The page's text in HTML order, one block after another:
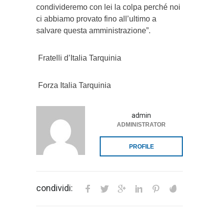
condivideremo con lei la colpa perché noi
ci abbiamo provato fino all’ultimo a
salvare questa amministrazione”.
Fratelli d’Italia Tarquinia
Forza Italia Tarquinia
admin
ADMINISTRATOR
PROFILE
condividi: